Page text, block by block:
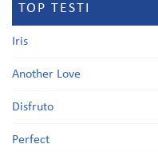
TOP TESTI
Iris
Another Love
Disfruto
Perfect